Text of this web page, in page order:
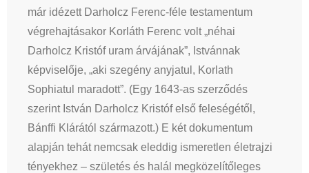
már idézett Darholcz Ferenc-féle testamentum
végrehajtásakor Korláth Ferenc volt „néhai
Darholcz Kristóf uram árvájának”, Istvánnak
képviselője, „aki szegény anyjatul, Korlath
Sophiatul maradott”. (Egy 1643-as szerződés
szerint István Darholcz Kristóf első feleségétől,
Bánffi Klárától származott.) E két dokumentum
alapján tehát nemcsak eleddig ismeretlen életrajzi
tényekhez – születés és halál megközelítőleges